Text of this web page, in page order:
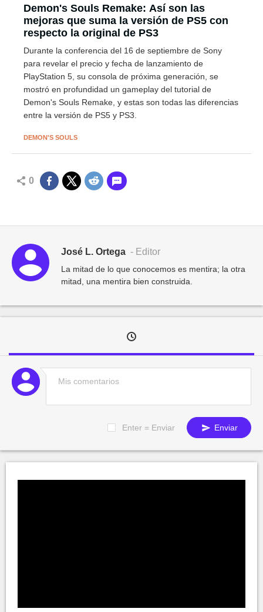
Demon's Souls Remake: Así son las
mejoras que suma la versión de PS5 con
respecto la original de PS3
Durante la conferencia del 16 de septiembre de Sony
para revelar el precio y fecha de lanzamiento de
PlayStation 5, su consola de próxima generación, se
mostró en profundidad un gameplay del tutorial de
Demon's Souls Remake, y estas son todas las diferencias
entre la versión de PS5 y PS3.
DEMON'S SOULS
0
José L. Ortega - Editor
La mitad de lo que conocemos es mentira; la otra
mitad, una mentira bien construida.
Enter = Enviar Enviar